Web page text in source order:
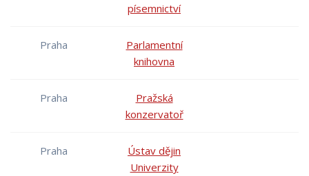
písemnictví
Praha
Parlamentní
knihovna
Praha
Pražská
konzervatoř
Praha
Ústav dějin
Univerzity